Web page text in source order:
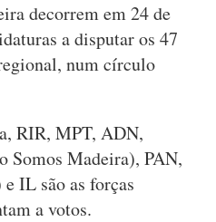
decorrem em 24 de
a disputar os 47
num círculo
RIR, MPT, ADN,
Somos Madeira), PAN,
IL são as forças
a votos.